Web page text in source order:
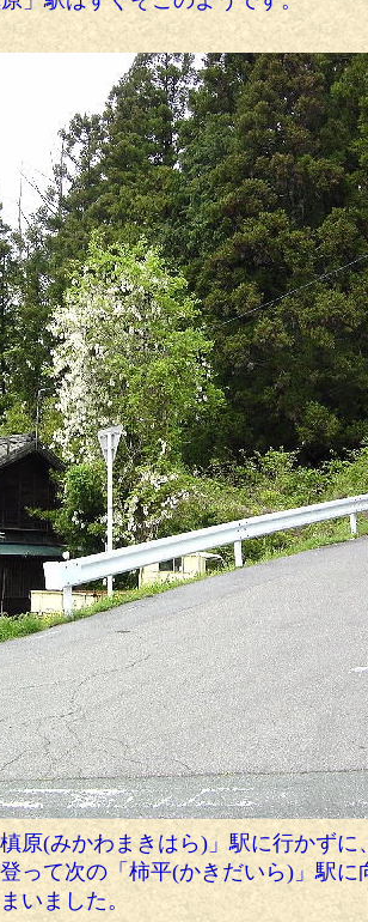
原(みかわまきはら)」駅に行かずに
って次の「柿平(かきだいら)」駅に
いました。